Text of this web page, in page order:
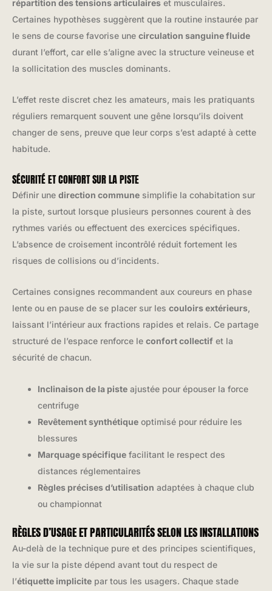
répartition des tensions articulaires et musculaires.
Certaines hypothèses suggèrent que la routine instaurée par
le sens de course favorise une circulation sanguine fluide
durant l’effort, car elle s’aligne avec la structure veineuse et
la sollicitation des muscles dominants.
L’effet reste discret chez les amateurs, mais les pratiquants
réguliers remarquent souvent une gêne lorsqu’ils doivent
changer de sens, preuve que leur corps s’est adapté à cette
habitude.
SÉCURITÉ ET CONFORT SUR LA PISTE
Définir une direction commune simplifie la cohabitation sur
la piste, surtout lorsque plusieurs personnes courent à des
rythmes variés ou effectuent des exercices spécifiques.
L’absence de croisement incontrôlé réduit fortement les
risques de collisions ou d’incidents.
Certaines consignes recommandent aux coureurs en phase
lente ou en pause de se placer sur les couloirs extérieurs
laissant l’intérieur aux fractions rapides et relais. Ce partage
structuré de l’espace renforce le confort collectif et la
sécurité de chacun.
Inclinaison de la piste ajustée pour épouser la force
centrifuge
Revêtement synthétique optimisé pour réduire les
blessures
Marquage spécifique facilitant le respect des
distances réglementaires
Règles précises d’utilisation adaptées à chaque club
ou championnat
RÈGLES D’USAGE ET PARTICULARITÉS SELON LES INSTALLATIONS
Au-delà de la technique pure et des principes scientifiques,
la vie sur la piste dépend avant tout du respect de
l’étiquette implicite par tous les usagers. Chaque stade